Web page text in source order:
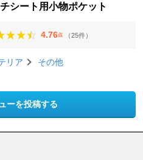
シート用小物ポケット
4.76点 （25件）
リア その他
ーを投稿する